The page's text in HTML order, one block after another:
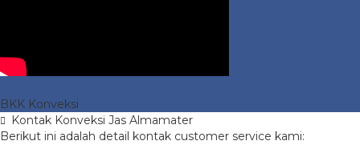
BKK Konveksi
Kontak Konveksi Jas Almamater
Berikut ini adalah detail kontak customer service kami: